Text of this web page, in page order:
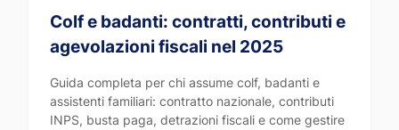
Colf e badanti: contratti, contributi e
agevolazioni fiscali nel 2025
Guida completa per chi assume colf, badanti e
assistenti familiari: contratto nazionale, contributi
INPS, busta paga, detrazioni fiscali e come gestire